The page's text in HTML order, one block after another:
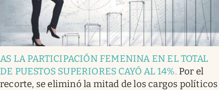
AS LA PARTICIPACIÓN FEMENINA EN EL TOTAL
DE PUESTOS SUPERIORES CAYÓ AL 14%. Por el
recorte, se eliminó la mitad de los cargos políticos